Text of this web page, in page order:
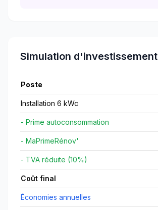
Simulation d'investissement
Poste
Installation 6 kWc
- Prime autoconsommation
- MaPrimeRénov'
- TVA réduite (10%)
Coût final
Économies annuelles